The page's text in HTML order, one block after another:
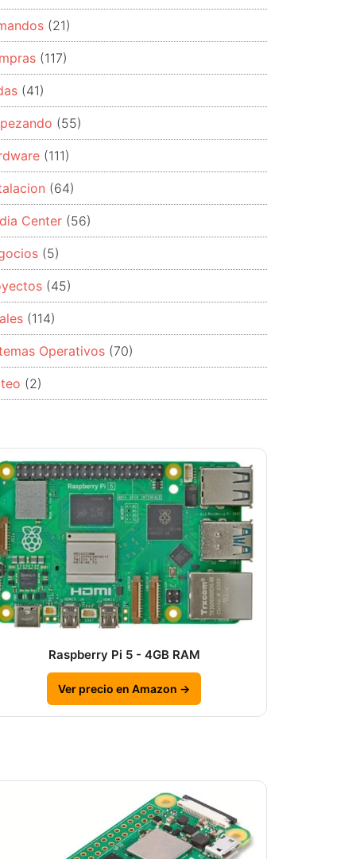
(21)
(117)
(41)
(55)
(111)
(64)
Center (56)
(5)
(45)
(114)
Operativos (70)
(2)
Raspberry Pi 5 - 4GB RAM
Ver precio en Amazon →